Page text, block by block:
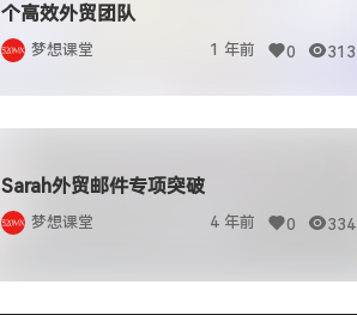
个高效外贸团队
梦想课堂 1 年前 0 313
Sarah外贸邮件专项突破
梦想课堂 4 年前 0 334